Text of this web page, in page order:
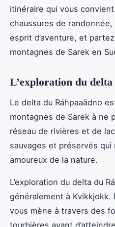
itinéraire qui vous
chaussures de
esprit d’aventure, et
montagnes de Sarek en
L’exploration du
Le delta du Ráhpaaädno
montagnes de Sarek à ne
réseau de rivières et de
sauvages et préservés
amoureux de la nature.
L’exploration du delta du
généralement à Kvikkjokk.
vous mène à travers des
tourbières avant